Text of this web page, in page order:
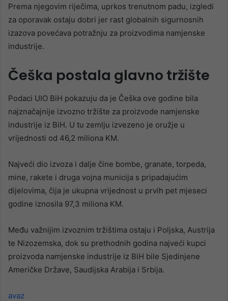
Prema njegovim riječima, uprkos trenutnom padu, izgledi
za oporavak ostaju dobri jer rast globalnih sigurnosnih
izazova povećava potražnju za proizvodima namjenske
industrije.
Češka postala glavno tržište
Podaci UIO BiH pokazuju da je Češka ove godine bila
najznačajnije izvozno tržište za proizvode namjenske
industrije iz BiH. U tu zemlju izvezeno je oružje u
vrijednosti od 46,2 miliona KM.
Najveći dio izvoza i dalje čine bombe, granate, torpeda,
mine, rakete i druga vojna municija s pripadajućim
dijelovima, čija je ukupna vrijednost u prvih pet mjeseci
godine iznosila 97,3 miliona KM.
Među važnijim izvoznim tržištima ostaju i Poljska, Austrija
te Nizozemska, dok su prethodnih godina najveći kupci
proizvoda namjenske industrije iz BiH bile Sjedinjene
Američke Države, Saudijska Arabija i Srbija.
avaz